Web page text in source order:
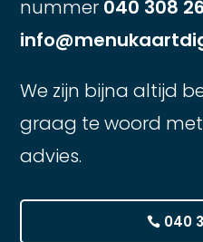
nummer 040 308
We zijn bijna altijd
graag te woord
advies.
040